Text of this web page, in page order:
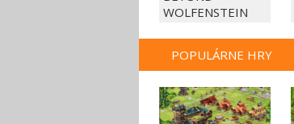
WOLFENSTEIN
POPULÁRNE HRY